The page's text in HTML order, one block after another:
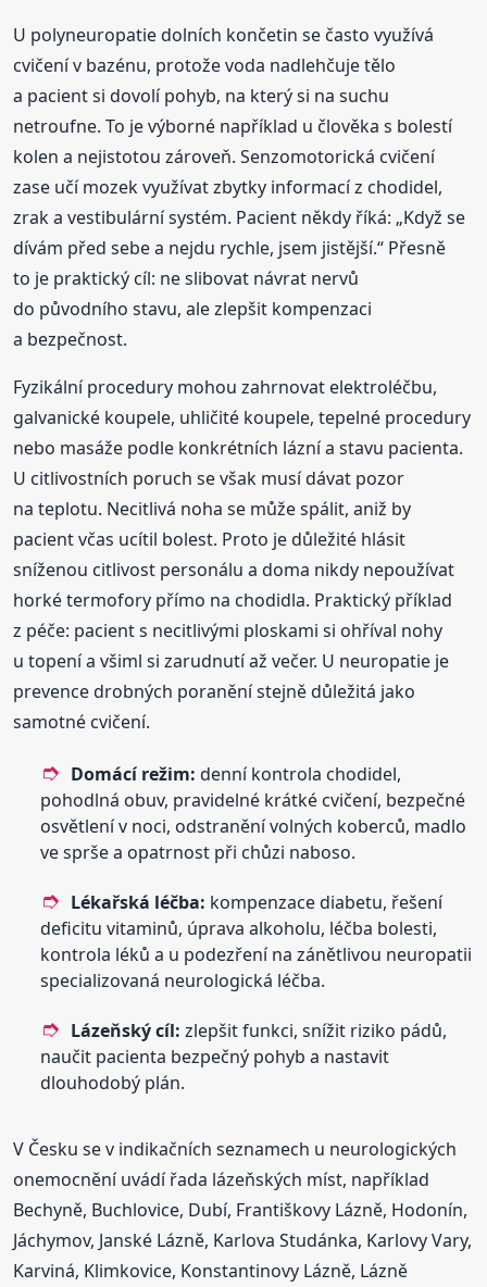
U polyneuropatie dolních končetin se často využívá
cvičení v bazénu, protože voda nadlehčuje tělo
a pacient si dovolí pohyb, na který si na suchu
netroufne. To je výborné například u člověka s bolestí
kolen a nejistotou zároveň. Senzomotorická cvičení
zase učí mozek využívat zbytky informací z chodidel,
zrak a vestibulární systém. Pacient někdy říká: „Když se
dívám před sebe a nejdu rychle, jsem jistější.“ Přesně
to je praktický cíl: ne slibovat návrat nervů
do původního stavu, ale zlepšit kompenzaci
a bezpečnost.
Fyzikální procedury mohou zahrnovat elektroléčbu,
galvanické koupele, uhličité koupele, tepelné procedury
nebo masáže podle konkrétních lázní a stavu pacienta.
U citlivostních poruch se však musí dávat pozor
na teplotu. Necitlivá noha se může spálit, aniž by
pacient včas ucítil bolest. Proto je důležité hlásit
sníženou citlivost personálu a doma nikdy nepoužívat
horké termofory přímo na chodidla. Praktický příklad
z péče: pacient s necitlivými ploskami si ohříval nohy
u topení a všiml si zarudnutí až večer. U neuropatie je
prevence drobných poranění stejně důležitá jako
samotné cvičení.
Domácí režim: denní kontrola chodidel,
pohodlná obuv, pravidelné krátké cvičení, bezpečné
osvětlení v noci, odstranění volných koberců, madlo
ve sprše a opatrnost při chůzi naboso.
Lékařská léčba: kompenzace diabetu, řešení
deficitu vitaminů, úprava alkoholu, léčba bolesti,
kontrola léků a u podezření na zánětlivou neuropatii
specializovaná neurologická léčba.
Lázeňský cíl: zlepšit funkci, snížit riziko pádů,
naučit pacienta bezpečný pohyb a nastavit
dlouhodobý plán.
V Česku se v indikačních seznamech u neurologických
onemocnění uvádí řada lázeňských míst, například
Bechyně, Buchlovice, Dubí, Františkovy Lázně, Hodonín,
Jáchymov, Janské Lázně, Karlova Studánka, Karlovy Vary,
Karviná, Klimkovice, Konstantinovy Lázně, Lázně